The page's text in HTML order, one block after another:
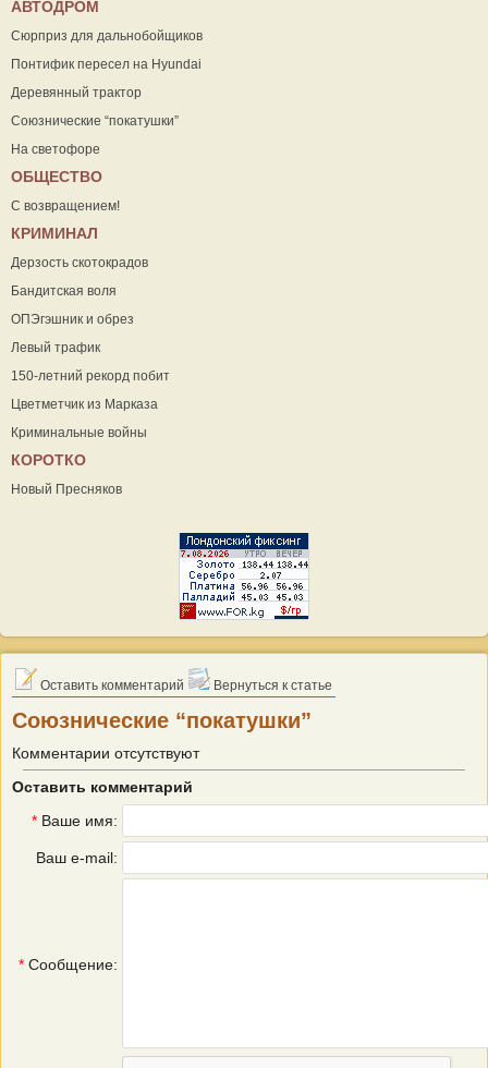
АВТОДРОМ
Сюрприз для дальнобойщиков
Понтифик пересел на Hyundai
Деревянный трактор
Союзнические “покатушки”
На светофоре
ОБЩЕСТВО
С возвращением!
КРИМИНАЛ
Дерзость скотокрадов
Бандитская воля
ОПЭгэшник и обрез
Левый трафик
150-летний рекорд побит
Цветметчик из Марказа
Криминальные войны
КОРОТКО
Новый Пресняков
Оставить комментарий Вернуться к статье
Союзнические “покатушки”
Комментарии отсутствуют
Оставить комментарий
* Ваше имя:
Ваш e-mail:
* Сообщение: